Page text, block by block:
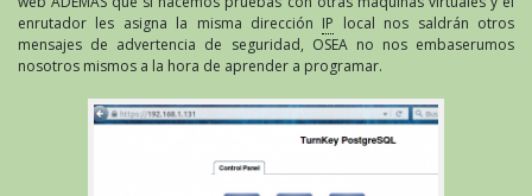
enrutador les asigna la misma dirección IP local nos saldrán otros
mensajes de advertencia de seguridad, OSEA no nos embaserumos
nosotros mismos a la hora de aprender a programar.